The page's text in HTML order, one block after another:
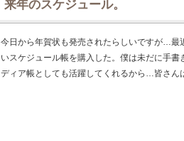
来年のスケジュール。
今日から年賀状も発売されたらしいですが…最
いスケジュール帳を購入した。僕は未だに手
ディア帳としても活躍してくれるから…皆さん